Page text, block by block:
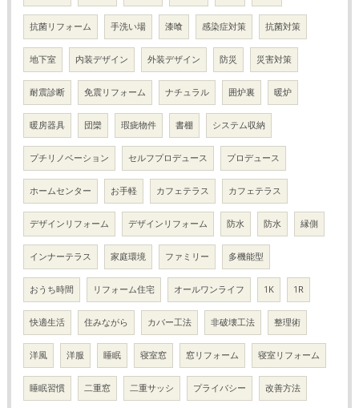
抗菌リフォーム 手洗い場 漆喰 感染症対策 抗菌対策
地下室 内装デザイン 外装デザイン 防災 災害対策
耐震診断 免震リフォーム ナチュラル 囲炉裏 暖炉
暖房器具 団欒 瑕疵物件 書棚 システム収納
プチリノベーション セルフプロデュース プロデュース
ホームセンター お手軽 カフェテラス カフェテラス
デザインリフォーム デザインリフォーム 防水 防水 縁側
インナーテラス 家庭環境 ファミリー 多機能型
おうち時間 リフォーム住宅 オールワンライフ 1K 1R
快適生活 住みながら カバー工法 非破壊工法 整理術
洋風 洋服 睡眠 寝室窓 窓リフォーム 寝室リフォーム
睡眠習慣 二重窓 二重サッシ プライバシー 改善方法